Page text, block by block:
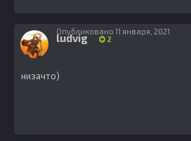
ludvig 2
Опубликовано 11 января, 2021
низачто)